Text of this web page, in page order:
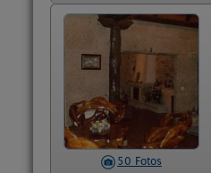
50 Fotos